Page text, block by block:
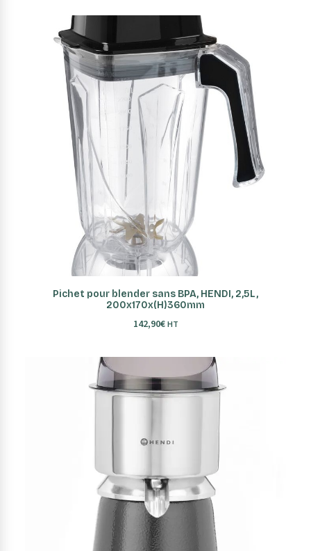
AJOUTER AU PANIER
Pichet pour blender sans BPA, HENDI, 2,5L,
200x170x(H)360mm
142,90€ HT